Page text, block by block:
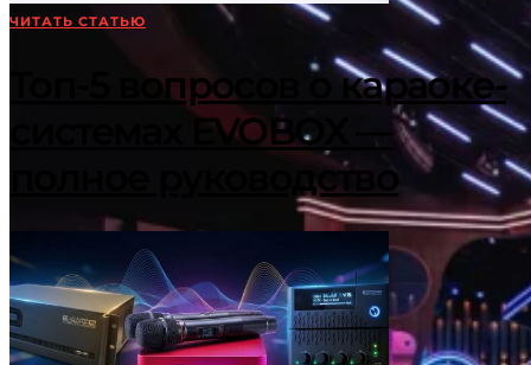
ЧИТАТЬ СТАТЬЮ
Топ-5 вопросов о караоке-
системах EVOBOX —
полное руководство